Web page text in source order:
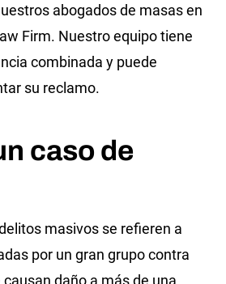
abogados de masas en
Firm. Nuestro equipo tiene
combinada y puede
su reclamo.
caso de
masivos se refieren a
por un gran grupo contra
daño a más de una